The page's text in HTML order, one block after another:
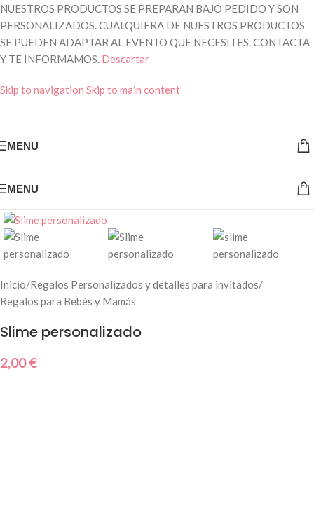
NUESTROS PRODUCTOS SE PREPARAN BAJO PEDIDO Y SON
PERSONALIZADOS. CUALQUIERA DE NUESTROS PRODUCTOS
SE PUEDEN ADAPTAR AL EVENTO QUE NECESITES. CONTACTA
Y TE INFORMAMOS. Descartar
Skip to navigation Skip to main content
MENU
MENU
Inicio/Regalos Personalizados y detalles para invitados/
Regalos para Bebés y Mamás
Slime personalizado
2,00€